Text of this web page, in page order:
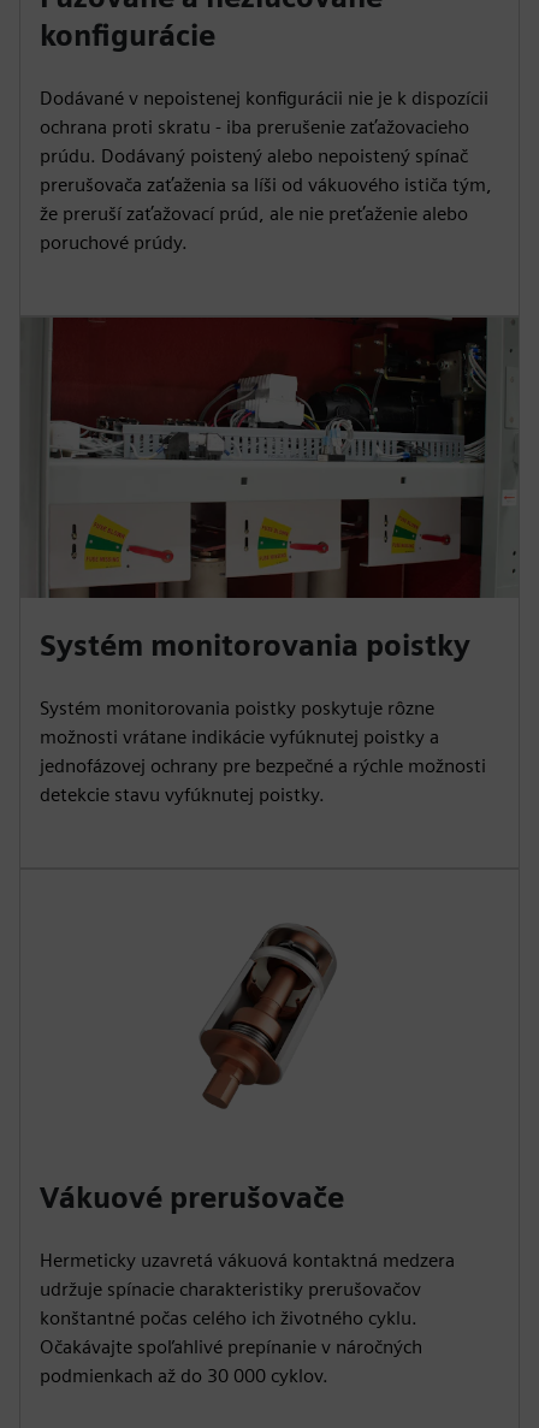
konfigurácie
Dodávané v nepoistenej konfigurácii nie je k dispozícii
ochrana proti skratu - iba prerušenie zaťažovacieho
prúdu. Dodávaný poistený alebo nepoistený spínač
prerušovača zaťaženia sa líši od vákuového ističa tým,
že preruší zaťažovací prúd, ale nie preťaženie alebo
poruchové prúdy.
Systém monitorovania poistky
Systém monitorovania poistky poskytuje rôzne
možnosti vrátane indikácie vyfúknutej poistky a
jednofázovej ochrany pre bezpečné a rýchle možnosti
detekcie stavu vyfúknutej poistky.
Vákuové prerušovače
Hermeticky uzavretá vákuová kontaktná medzera
udržuje spínacie charakteristiky prerušovačov
konštantné počas celého ich životného cyklu.
Očakávajte spoľahlivé prepínanie v náročných
podmienkach až do 30 000 cyklov.